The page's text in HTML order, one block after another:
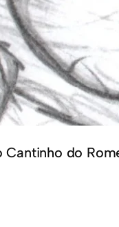
Cantinho do